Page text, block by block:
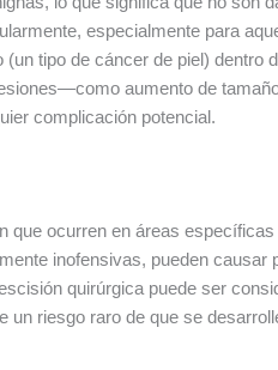
especialmente para
tipo de cáncer de piel) dentro
aumento de
complicación potencial.
ocurren en áreas
inofensivas, pueden
quirúrgica puede ser
riesgo raro de que se